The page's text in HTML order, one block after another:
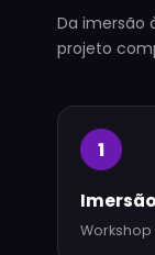
Da imersão
projeto
1
Imersão